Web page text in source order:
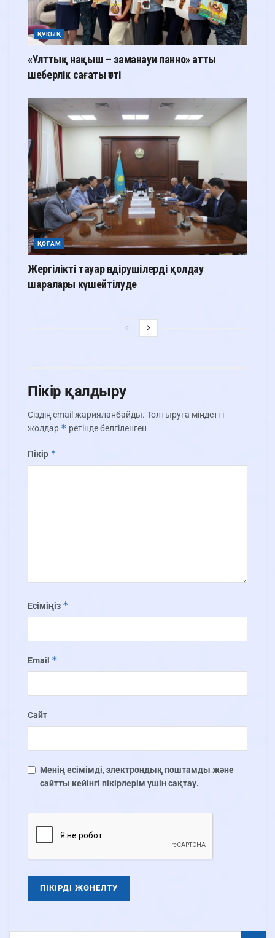
ҚҰҚЫҚ
«Ұлттық нақыш – заманауи панно» атты
шеберлік сағаты өтті
ҚОҒАМ
Жергілікті тауар өндірушілерді қолдау
шаралары күшейтілуде
Пікір қалдыру
Сіздің email жарияланбайды. Толтыруға міндетті
жолдар * ретінде белгіленген
Пікір *
Есіміңіз *
Email *
Сайт
Менің есімімді, электрондық поштамды және
сайтты кейінгі пікірлерім үшін сақтау.